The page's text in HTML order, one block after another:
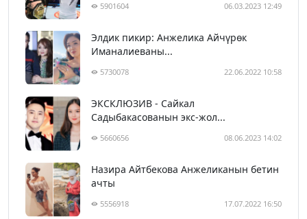
5901604 06.03.2023 12:49
Элдик пикир: Анжелика Айчүрөк
Иманалиеваны...
5730078 22.06.2022 10:58
ЭКСКЛЮЗИВ - Сайкал
Садыбакасованын экс-жол...
5660656 08.06.2023 14:02
Назира Айтбекова Анжеликанын бетин
ачты
5556918 17.07.2022 16:50